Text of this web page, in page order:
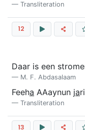
Transliteration
12
Daar is een
M. F. Abdasalaam
Feeha AAaynun ja
Transliteration
13